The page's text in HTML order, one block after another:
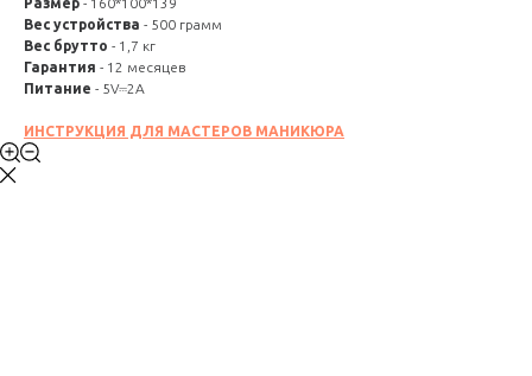
Вес устройства - 500 грамм
Вес брутто - 1,7 кг
Гарантия - 12 месяцев
Питание - 5V⎓2A
ИНСТРУКЦИЯ ДЛЯ МАСТЕРОВ МАНИКЮРА